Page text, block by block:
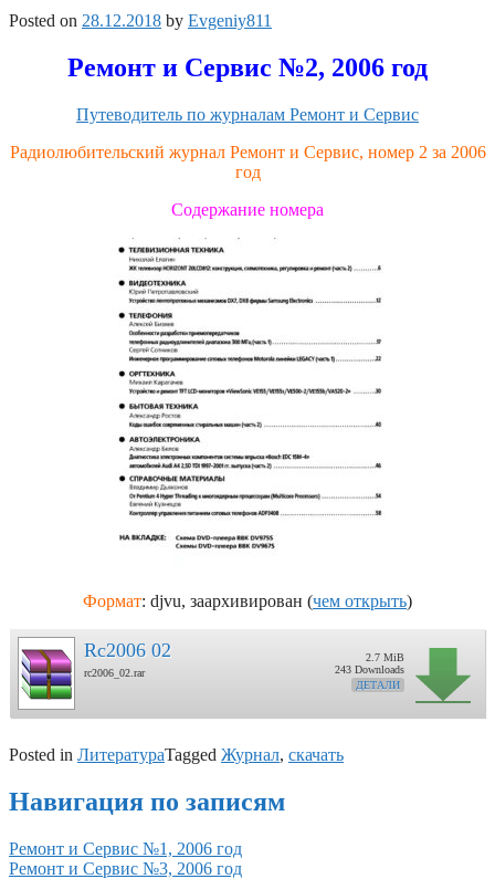
Posted on 28.12.2018 by Evgeniy811
Ремонт и Сервис №2, 2006 год
Путеводитель по журналам Ремонт и Сервис
Радиолюбительский журнал Ремонт и Сервис, номер 2 за 2006
год
Содержание номера
Формат: djvu, заархивирован (чем открыть)
Rc2006 02
rc2006_02.rar
2.7 MiB
243 Downloads
ДЕТАЛИ
Posted in ЛитератураTagged Журнал, скачать
Навигация по записям
Ремонт и Сервис №1, 2006 год
Ремонт и Сервис №3, 2006 год